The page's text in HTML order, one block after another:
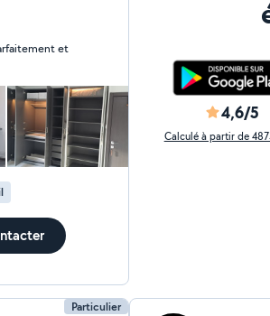
,petite
et
4,6/5
Calculé à partir de
Particulier